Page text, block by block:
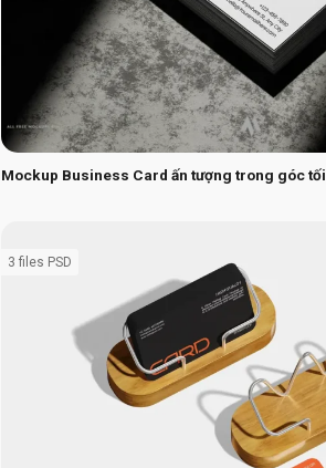
Mockup Business Card ấn tượng trong góc tối
3 files PSD